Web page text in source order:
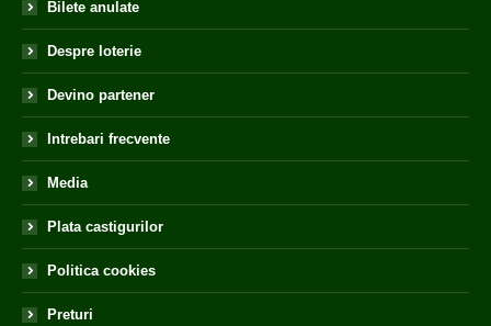
Bilete anulate
Despre loterie
Devino partener
Intrebari frecvente
Media
Plata castigurilor
Politica cookies
Preturi